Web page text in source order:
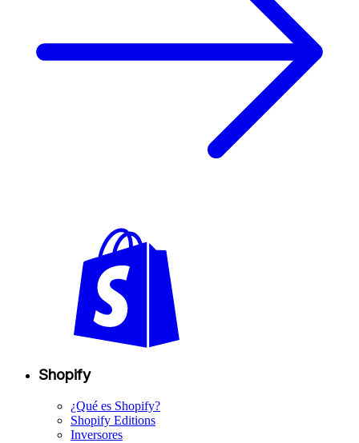
Shopify
¿Qué es Shopify?
Shopify Editions
Inversores